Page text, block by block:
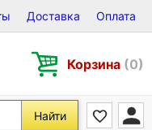
Виниле, CD и DVD
Доставка Оплата
Корзина (0)
Найти